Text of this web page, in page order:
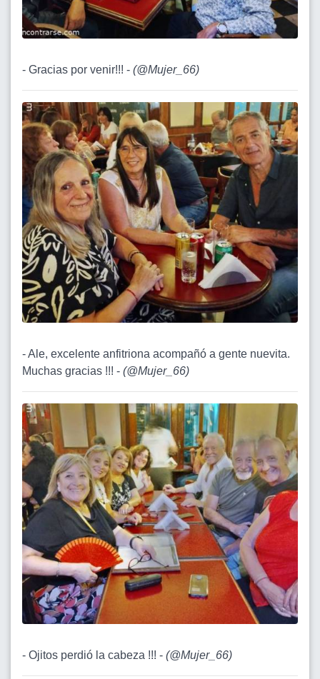
- Gracias por venir!!! - (@Mujer_66)
- Ale, excelente anfitriona acompañó a gente nuevita.
Muchas gracias !!! - (@Mujer_66)
- Ojitos perdió la cabeza !!! - (@Mujer_66)